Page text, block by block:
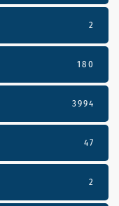
2
180
3994
47
2